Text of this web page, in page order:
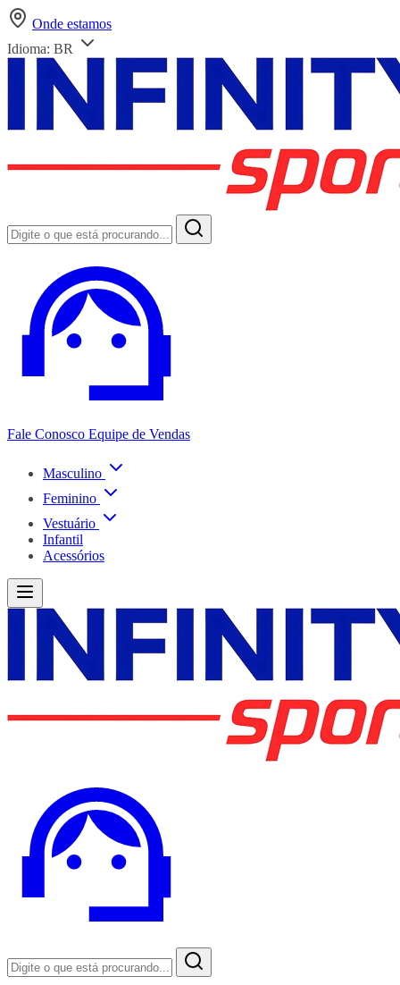
Onde estamos
Idioma: BR
Fale Conosco Equipe de Vendas
Masculino
Feminino
Vestuário
Infantil
Acessórios